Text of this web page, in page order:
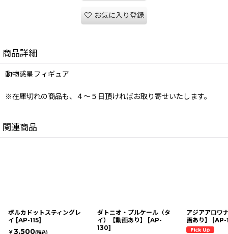
お気に入り登録
商品詳細
動物惑星フィギュア
※在庫切れの商品も、４〜５日頂ければお取り寄せいたします。
関連商品
ポルカドットスティングレ
イ [AP-115]
￥3,500(税込)
ダトニオ・プルケール（タ
イ）【動画あり】
[AP-
130]
アジアアロワ
画あり】
[AP-